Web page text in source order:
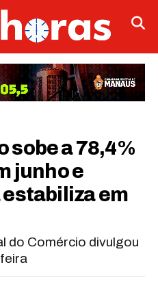
sobe a 78,4%
junho e
em
do Comércio divulgou